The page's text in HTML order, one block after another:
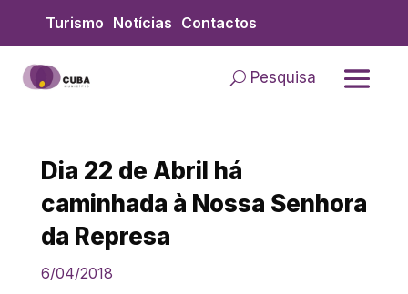
content
Turismo Notícias Contactos
Pesquisa
Dia 22 de Abril há
caminhada à Nossa Senhora
da Represa
6/04/2018